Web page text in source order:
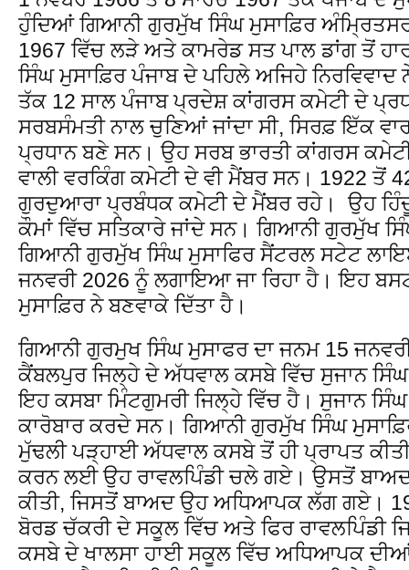
ਹੁੰਦਿਆਂ ਗਿਆਨੀ ਗੁਰਮੁੱਖ ਸਿੰਘ ਮੁਸਾਫ਼ਿਰ ਅੰਮ੍ਰਿਤਸਰ
1967 ਵਿੱਚ ਲੜੇ ਅਤੇ ਕਾਮਰੇਡ ਸਤ ਪਾਲ ਡਾਂਗ ਤੋਂ
ਸਿੰਘ ਮੁਸਾਫ਼ਿਰ ਪੰਜਾਬ ਦੇ ਪਹਿਲੇ ਅਜਿਹੇ
ਤੱਕ 12 ਸਾਲ ਪੰਜਾਬ ਪ੍ਰਦੇਸ਼ ਕਾਂਗਰਸ ਕਮੇਟੀ ਦੇ
ਸਰਬਸੰਮਤੀ ਨਾਲ ਚੁਣਿਆਂ ਜਾਂਦਾ ਸੀ, ਸਿਰਫ਼ ਇੱਕ
ਪ੍ਰਧਾਨ ਬਣੇ ਸਨ। ਉਹ ਸਰਬ ਭਾਰਤੀ ਕਾਂਗਰਸ
ਵਾਲੀ ਵਰਕਿੰਗ ਕਮੇਟੀ ਦੇ ਵੀ ਮੈਂਬਰ ਸਨ। 1922 ਤੋਂ
ਗੁਰਦੁਆਰਾ ਪ੍ਰਬੰਧਕ ਕਮੇਟੀ ਦੇ ਮੈਂਬਰ ਰਹੇ। ਉਹ
ਕੌਮਾਂ ਵਿੱਚ ਸਤਿਕਾਰੇ ਜਾਂਦੇ ਸਨ। ਗਿਆਨੀ ਗੁਰਮੁੱਖ
ਗਿਆਨੀ ਗੁਰਮੁੱਖ ਸਿੰਘ ਮੁਸਾਫਿਰ ਸੈਂਟਰਲ ਸਟੇਟ
ਜਨਵਰੀ 2026 ਨੂੰ ਲਗਾਇਆ ਜਾ ਰਿਹਾ ਹੈ। ਇਹ
ਮੁਸਾਫ਼ਿਰ ਨੇ ਬਣਵਾਕੇ ਦਿੱਤਾ ਹੈ।
ਗਿਆਨੀ ਗੁਰਮੁਖ ਸਿੰਘ ਮੁਸਾਫਰ ਦਾ ਜਨਮ 15
ਕੈਂਬਲਪੁਰ ਜਿਲ੍ਹੇ ਦੇ ਅੱਧਵਾਲ ਕਸਬੇ ਵਿੱਚ ਸੁਜਾਨ
ਇਹ ਕਸਬਾ ਮਿੰਟਗੁਮਰੀ ਜਿਲ੍ਹੇ ਵਿੱਚ ਹੈ। ਸੁਜਾਨ ਸਿੰਘ
ਕਾਰੋਬਾਰ ਕਰਦੇ ਸਨ। ਗਿਆਨੀ ਗੁਰਮੁੱਖ ਸਿੰਘ
ਮੁੱਢਲੀ ਪੜ੍ਹਾਈ ਅੱਧਵਾਲ ਕਸਬੇ ਤੋਂ ਹੀ ਪ੍ਰਾਪਤ
ਕਰਨ ਲਈ ਉਹ ਰਾਵਲਪਿੰਡੀ ਚਲੇ ਗਏ। ਉਸਤੋਂ ਬਾਅਦ
ਕੀਤੀ, ਜਿਸਤੋਂ ਬਾਅਦ ਉਹ ਅਧਿਆਪਕ ਲੱਗ ਗਏ।
ਬੋਰਡ ਚੱਕਰੀ ਦੇ ਸਕੂਲ ਵਿੱਚ ਅਤੇ ਫਿਰ ਰਾਵਲਪਿੰਡੀ
ਕਸਬੇ ਦੇ ਖਾਲਸਾ ਹਾਈ ਸਕੂਲ ਵਿੱਚ ਅਧਿਆਪਕ